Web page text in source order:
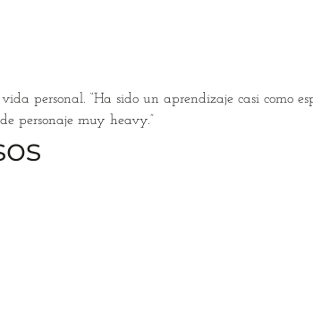
personal. “Ha sido un aprendizaje casi como
personaje muy heavy.”